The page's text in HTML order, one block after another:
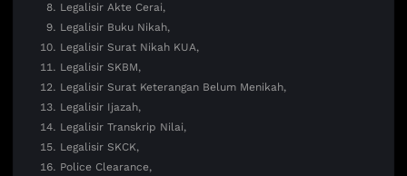
Legalisir Akte Cerai,
Legalisir Buku Nikah,
Legalisir Surat Nikah KUA,
Legalisir SKBM,
Legalisir Surat Keterangan Belum Menikah,
Legalisir Ijazah,
Legalisir Transkrip Nilai,
Legalisir SKCK,
Police Clearance,